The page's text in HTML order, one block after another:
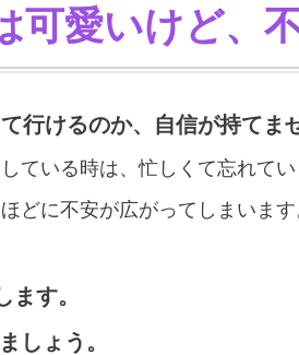
可愛いけど、
行けるのか、自信が持てま
ている時は、忙しくて忘れて
どに不安が広がってしまいま
ます。
しょう。